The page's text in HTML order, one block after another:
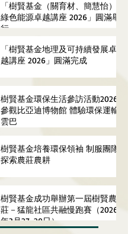
「樹賢基金（關育材、簡慧怡）
綠色能源卓越講座 2026」圓滿舉
行
「樹賢基金地理及可持續發展卓
越講座 2026」圓滿完成
樹賢基金環保生活參訪活動2026
參觀比亞迪博物館 體驗環保運輸
雲巴
樹賢基金培養環保領袖 制服團隊
探索農莊農耕
樹賢基金成功舉辦第一屆樹賢農
莊－猛龍社區共融慢跑賽（2026
年3月27-29日）